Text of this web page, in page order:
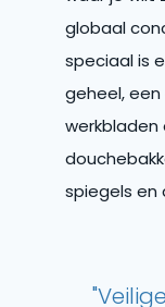
globaal
speciaal is
geheel,
werkbladen
spiegels en